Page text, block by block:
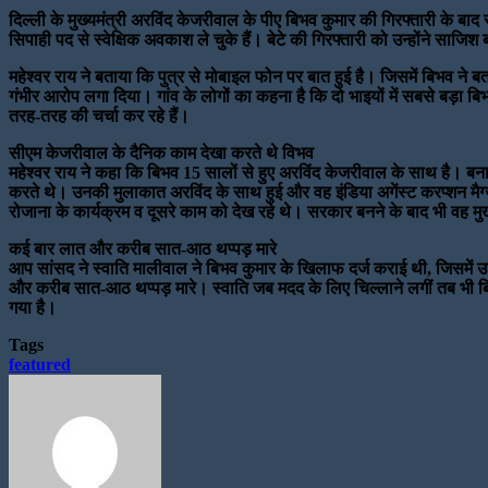
दिल्ली के मुख्यमंत्री अरविंद केजरीवाल के पीए बिभव कुमार की गिरफ्तारी के
सिपाही पद से स्वेक्षिक अवकाश ले चुके हैं। बेटे की गिरफ्तारी को उन्होंने
महेश्वर राय ने बताया कि पुत्र से मोबाइल फोन पर बात हुई है। जिसमें बिभव ने
गंभीर आरोप लगा दिया। गांव के लोगों का कहना है कि दो भाइयों में सबसे बड़ा
तरह-तरह की चर्चा कर रहे हैं।
सीएम केजरीवाल के दैनिक काम देखा करते थे विभव
महेश्वर राय ने कहा कि बिभव 15 सालों से हुए अरविंद केजरीवाल के साथ है।
करते थे। उनकी मुलाकात अरविंद के साथ हुई और वह इंडिया अगेंस्ट करप्शन
रोजाना के कार्यक्रम व दूसरे काम को देख रहे थे। सरकार बनने के बाद भी वह
कई बार लात और करीब सात-आठ थप्पड़ मारे
आप सांसद ने स्वाति मालीवाल ने बिभव कुमार के खिलाफ दर्ज कराई थी, जिसमें
और करीब सात-आठ थप्पड़ मारे। स्वाति जब मदद के लिए चिल्लाने लगीं तब भी
गया है।
Tags
featured